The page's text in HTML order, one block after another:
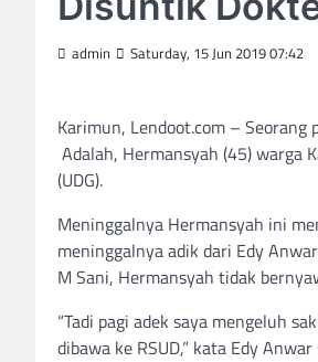
admin Saturday, 15 Jun 2019 07:42
Karimun, Lendoot.com –
Adalah, Hermansyah (45) warga
(UDG).
Meninggalnya Hermansyah ini
meninggalnya adik dari Edy
M Sani, Hermansyah tidak
“Tadi pagi adek saya mengeluh
dibawa ke RSUD,” kata Edy